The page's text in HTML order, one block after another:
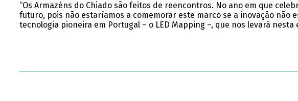
“Os Armazéns do Chiado são feitos de reencontros. No ano em que
futuro, pois não estaríamos a comemorar este marco se a inovação
tecnologia pioneira em Portugal – o LED Mapping –, que nos levará